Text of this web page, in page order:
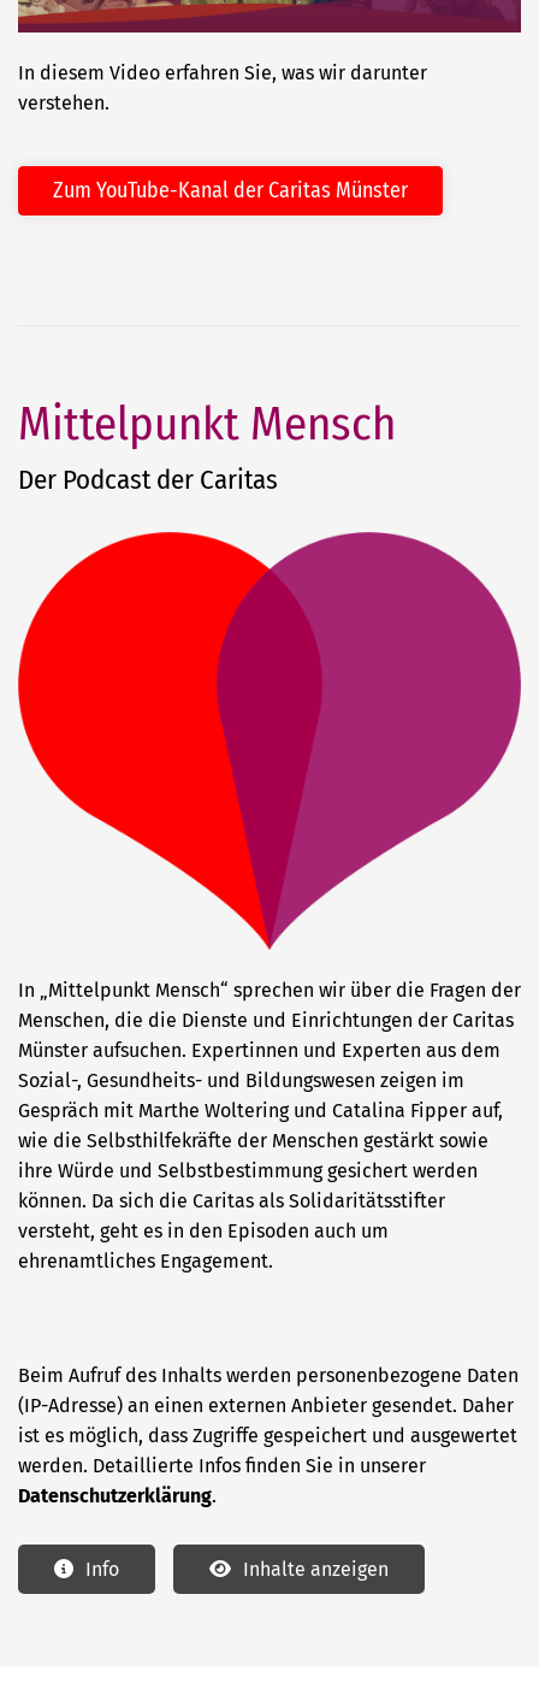
In diesem Video erfahren Sie, was wir darunter
verstehen.
Zum YouTube-Kanal der Caritas Münster
Mittelpunkt Mensch
Der Podcast der Caritas
In „Mittelpunkt Mensch“ sprechen wir über die Fragen der
Menschen, die die Dienste und Einrichtungen der Caritas
Münster aufsuchen. Expertinnen und Experten aus dem
Sozial-, Gesundheits- und Bildungswesen zeigen im
Gespräch mit Marthe Woltering und Catalina Fipper auf,
wie die Selbsthilfekräfte der Menschen gestärkt sowie
ihre Würde und Selbstbestimmung gesichert werden
können. Da sich die Caritas als Solidaritätsstifter
versteht, geht es in den Episoden auch um
ehrenamtliches Engagement.
Beim Aufruf des Inhalts werden personenbezogene Daten
(IP-Adresse) an einen externen Anbieter gesendet. Daher
ist es möglich, dass Zugriffe gespeichert und ausgewertet
werden. Detaillierte Infos finden Sie in unserer
Datenschutzerklärung.
Info Inhalte anzeigen